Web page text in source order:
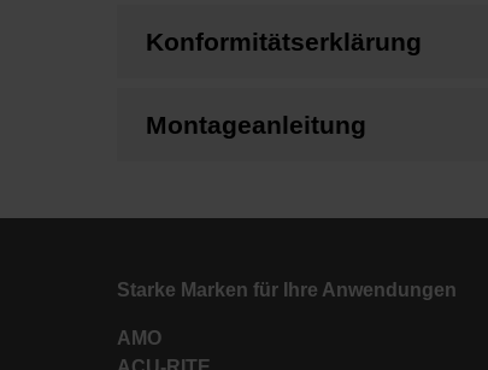
Konformitätserklärung
Montageanleitung
Starke Marken für Ihre Anwendungen
AMO